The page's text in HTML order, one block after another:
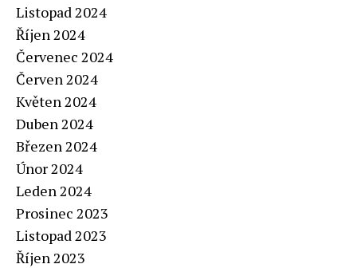
Listopad 2024
Říjen 2024
Červenec 2024
Červen 2024
Květen 2024
Duben 2024
Březen 2024
Únor 2024
Leden 2024
Prosinec 2023
Listopad 2023
Říjen 2023